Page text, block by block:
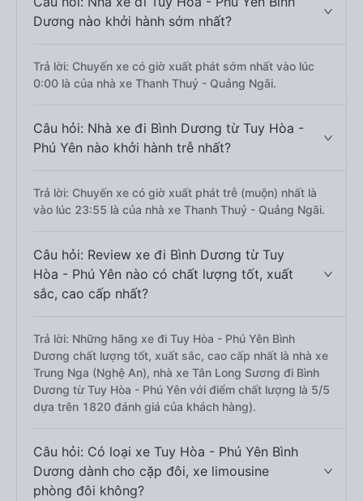
Dương nào khởi hành sớm nhất?
Trả lời: Chuyến xe có giờ xuất phát sớm nhất vào lúc
0:00 là của nhà xe Thanh Thuỷ - Quảng Ngãi.
Câu hỏi: Nhà xe đi Bình Dương từ Tuy Hòa -
Phú Yên nào khởi hành trễ nhất?
Trả lời: Chuyến xe có giờ xuất phát trễ (muộn) nhất là
vào lúc 23:55 là của nhà xe Thanh Thuỷ - Quảng Ngãi.
Câu hỏi: Review xe đi Bình Dương từ Tuy
Hòa - Phú Yên nào có chất lượng tốt, xuất
sắc, cao cấp nhất?
Trả lời: Những hãng xe đi Tuy Hòa - Phú Yên Bình
Dương chất lượng tốt, xuất sắc, cao cấp nhất là nhà xe
Trung Nga (Nghệ An), nhà xe Tân Long Sương đi Bình
Dương từ Tuy Hòa - Phú Yên với điểm chất lượng là 5/5
dựa trên 1820 đánh giá của khách hàng).
Câu hỏi: Có loại xe Tuy Hòa - Phú Yên Bình
Dương dành cho cặp đôi, xe limousine
phòng đôi không?